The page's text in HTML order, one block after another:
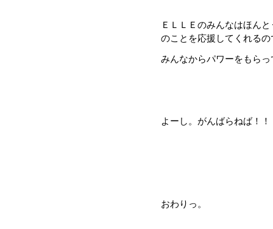
ＥＬＬＥのみんなはほん
のことを応援してくれるの
みんなからパワーをもら
よーし。がんばらねば！！
おわりっ。